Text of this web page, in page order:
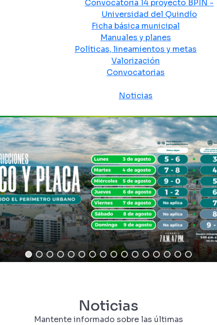
Convocatoria 14 proyecto BPIN -
Universidad del Quindío
Ficha básica municipal
Manuales y planes
Políticas, lineamientos y metas
Valorización
Convocatorias
Noticias
Noticias
Mantente informado sobre las últimas